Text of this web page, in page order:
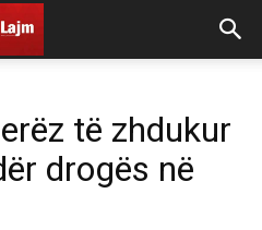
të zhdukur
drogës në